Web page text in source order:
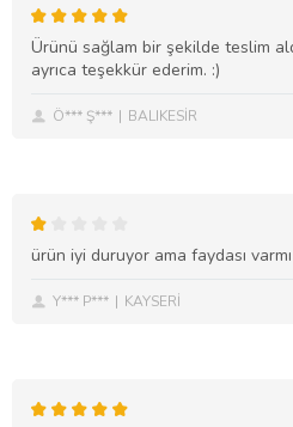
Ürünü sağlam bir şekilde teslim
ayrıca teşekkür ederim. :)
Ö*** Ş*** BALIKESİR
ürün iyi duruyor ama faydası
Y*** P*** KAYSERİ